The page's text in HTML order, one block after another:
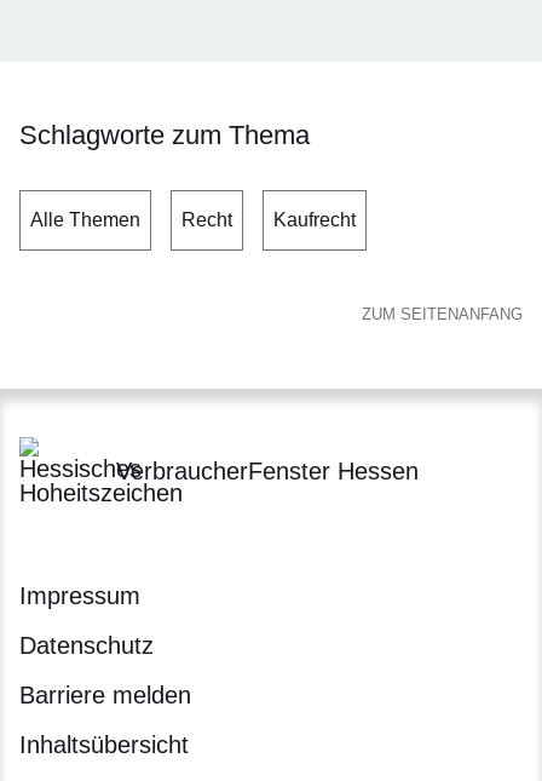
Schlagworte zum Thema
Alle Themen Recht Kaufrecht
ZUM SEITENANFANG
VerbraucherFenster Hessen
Impressum
Datenschutz
Barriere melden
Inhaltsübersicht